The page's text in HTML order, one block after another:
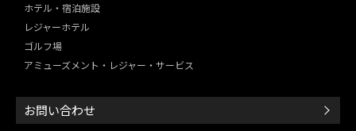
ホテル・宿泊施設
レジャーホテル
ゴルフ場
アミューズメント・レジャー・ サービス
お問い合わせ